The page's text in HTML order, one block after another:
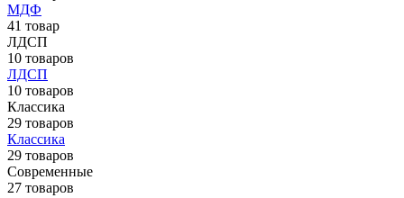
МДФ
41 товар
ЛДСП
10 товаров
ЛДСП
10 товаров
Классика
29 товаров
Классика
29 товаров
Современные
27 товаров